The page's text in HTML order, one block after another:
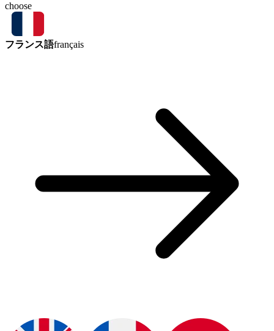
choose
フランス語français